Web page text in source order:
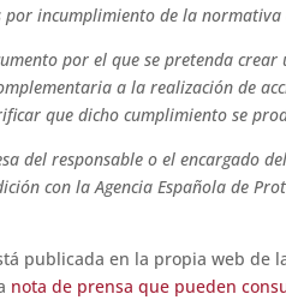
por incumplimiento de la normativa
por el que se pretenda
a la realización de
que dicho cumplimiento se
del responsable o el encargado
con la Agencia Española de
publicada en la propia web de
nota de prensa que pueden